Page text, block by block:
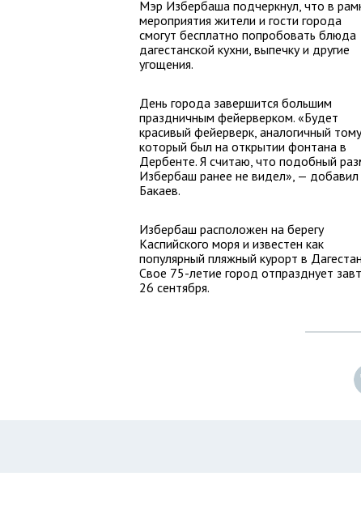
Мэр Избербаша подчеркнул, что в
мероприятия жители и гости города
смогут бесплатно попробовать блюда
дагестанской кухни, выпечку и другие
угощения.
День города завершится большим
праздничным фейерверком. «Будет
красивый фейерверк, аналогичный
который был на открытии фонтана в
Дербенте. Я считаю, что подобный
Избербаш ранее не видел», — добавил
Бакаев.
Избербаш расположен на берегу
Каспийского моря и известен как
популярный пляжный курорт в
Свое 75-летие город отпразднует
26 сентября.